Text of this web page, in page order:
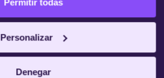
Permitir todas
Personalizar
Denegar